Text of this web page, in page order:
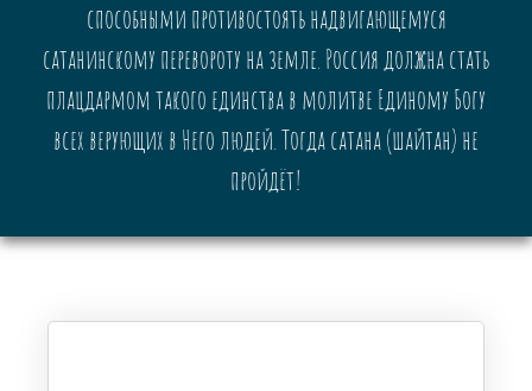
способными противостоять надвигающемуся
сатанинскому перевороту на земле. Россия должна стать
плацдармом такого единства в молитве Единому Богу
всех верующих в Него людей. Тогда сатана (шайтан) не
пройдёт!